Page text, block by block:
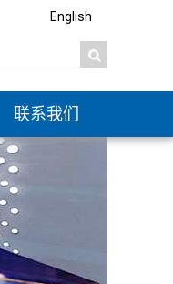
English
联系我们